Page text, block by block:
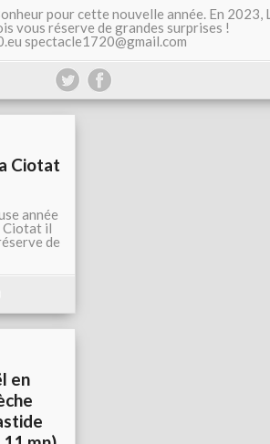
pour cette nouvelle année. En 2023,
vous réserve de grandes surprises !
spectacle1720@gmail.com
Ciotat
année
Ciotat il
de
en